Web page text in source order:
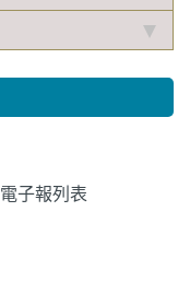
電子報列表